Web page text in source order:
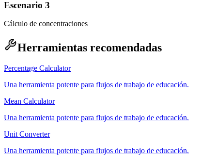
Escenario 3
Cálculo de concentraciones
Herramientas recomendadas
Percentage Calculator
Una herramienta potente para flujos de trabajo de educación.
Mean Calculator
Una herramienta potente para flujos de trabajo de educación.
Unit Converter
Una herramienta potente para flujos de trabajo de educación.